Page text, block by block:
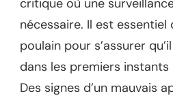
critique où une
nécessaire. Il est essentiel
poulain pour s’assurer
dans les premiers instants
Des signes d’un mauvais